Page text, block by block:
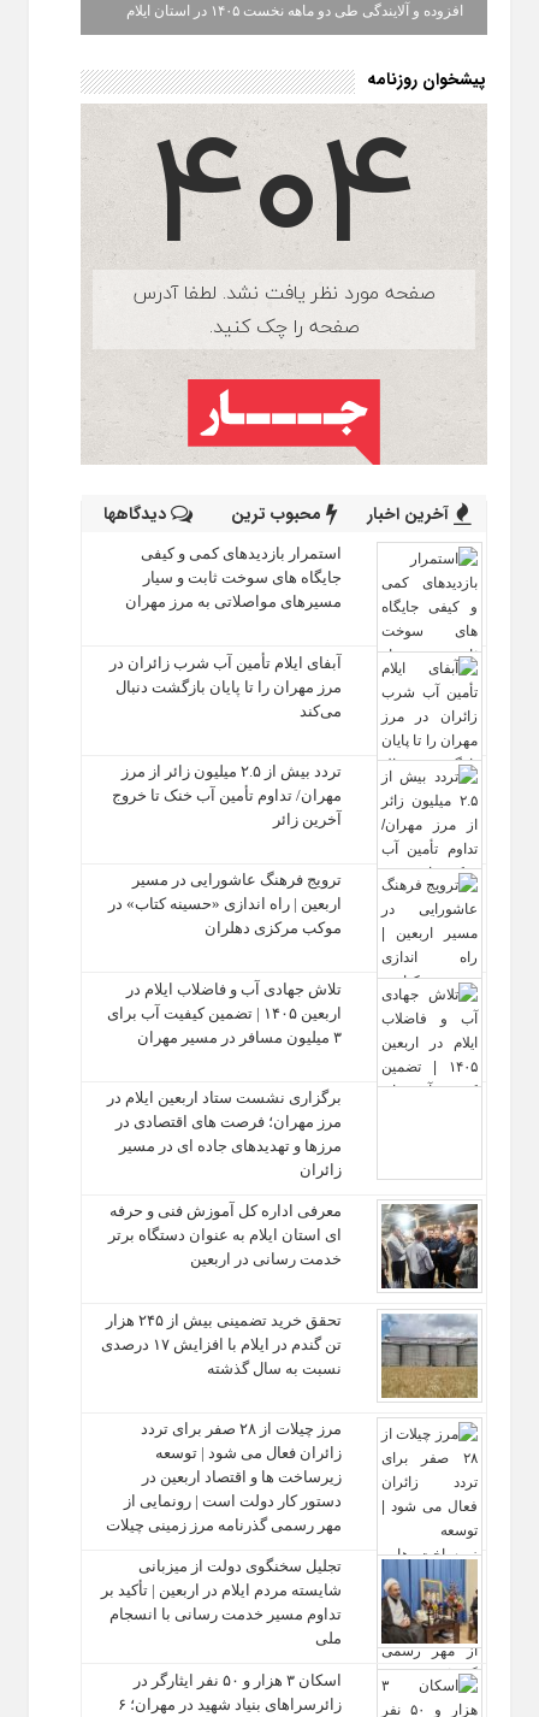
افزوده و آلایندگی طی دو ماهه نخست ۱۴۰۵ در استان ایلام
پیشخوان روزنامه
آخرین اخبار محبوب ترین دیدگاهها
استمرار بازدیدهای کمی و کیفی
جایگاه‌ های سوخت ثابت و سیار
مسیرهای مواصلاتی به مرز مهران
آبفای ایلام تأمین آب شرب زائران در
مرز مهران را تا پایان بازگشت دنبال
می‌کند
تردد بیش از ۲.۵ میلیون زائر از مرز
مهران/ تداوم تأمین آب خنک تا خروج
آخرین زائر
ترویج فرهنگ عاشورایی در مسیر
اربعین | راه‌ اندازی «حسینه کتاب» در
موکب مرکزی دهلران
تلاش جهادی آب و فاضلاب ایلام در
اربعین ۱۴۰۵ | تضمین کیفیت آب برای
۳ میلیون مسافر در مسیر مهران
برگزاری نشست ستاد اربعین ایلام در
مرز مهران؛ فرصت‌ های اقتصادی در
مرزها و تهدیدهای جاده‌ ای در مسیر
زائران
معرفی اداره کل آموزش فنی و حرفه‌
ای استان ایلام به‌ عنوان دستگاه برتر
خدمت‌ رسانی در اربعین
تحقق خرید تضمینی بیش از ۲۴۵ هزار
تن گندم در ایلام با افزایش ۱۷ درصدی
نسبت به سال گذشته
مرز چیلات از ۲۸ صفر برای تردد
زائران فعال می‌ شود | توسعه
زیرساخت‌ ها و اقتصاد اربعین در
دستور کار دولت است | رونمایی از
مهر رسمی گذرنامه مرز زمینی چیلات
تجلیل سخنگوی دولت از میزبانی
شایسته مردم ایلام در اربعین | تأکید بر
تداوم مسیر خدمت‌ رسانی با انسجام
ملی
اسکان ۳ هزار و ۵۰ نفر ایثارگر در
زائرسراهای بنیاد شهید در مهران؛ ۶